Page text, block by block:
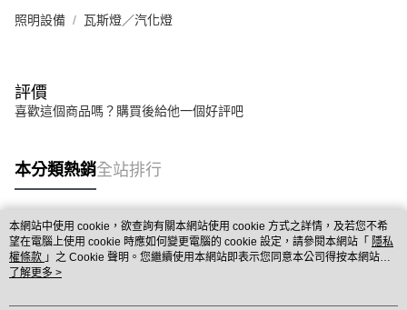
照明設備 瓦斯燈／汽化燈
評價
喜歡這個商品嗎？購買後給他一個好評吧
本分類熱銷全站排行
熱門標籤
本網站中使用 cookie，欲查詢有關本網站使用 cookie 方式之詳情，及若您不希
望在電腦上使用 cookie 時應如何變更電腦的 cookie 設定，請參閱本網站「 隱私
權條款 」之 Cookie 聲明。您繼續使用本網站即表示您同意本公司得按本網站使
用條款之 Cookie 聲明使用 cookie。
了解更多 >